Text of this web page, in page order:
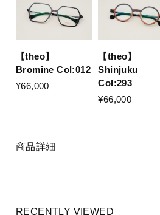
【theo】
Bromine Col:012
¥66,000
【theo】
Shinjuku
Col:293
¥66,000
商品詳細
RECENTLY VIEWED